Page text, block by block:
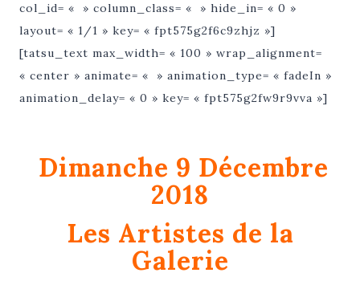
col_id= « » column_class= « » hide_in= « 0 »
layout= « 1/1 » key= « fpt575g2f6c9zhjz »]
[tatsu_text max_width= « 100 » wrap_alignment=
« center » animate= « » animation_type= « fadeIn »
animation_delay= « 0 » key= « fpt575g2fw9r9vva »]
Dimanche 9 Décembre
2018
Les Artistes de la
Galerie